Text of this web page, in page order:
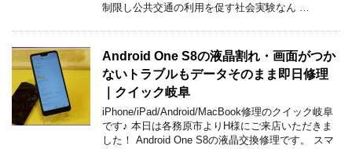
制限し公共交通の利用を促す社会実験なん …
Android One S8の液晶割れ・画面がつか
ないトラブルもデータそのまま即日修理
｜クイック岐阜
iPhone/iPad/Android/MacBook修理のクイック岐阜
です♪ 本日は各務原市よりH様にご来店いただきま
した！ Android One S8の液晶交換修理です。 スマ